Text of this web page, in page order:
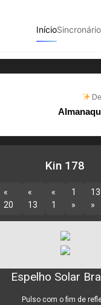
InícioSincronário
Kin 178
«
20
«
13
«
1
1
»
13
»
Espelho Solar
Pulso com o fim de